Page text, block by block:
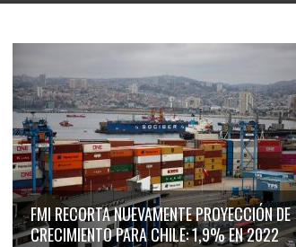
FMI RECORTA NUEVAMENTE PROYECCIÓN DE
CRECIMIENTO PARA CHILE: 1,9% EN 2022